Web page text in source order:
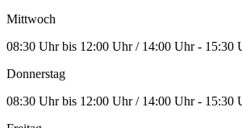
Mittwoch
08:30 Uhr bis 12:00 Uhr / 14:00 Uhr - 15:30
Donnerstag
08:30 Uhr bis 12:00 Uhr / 14:00 Uhr - 15:30